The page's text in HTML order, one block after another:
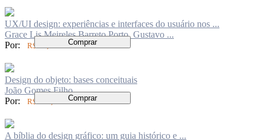
UX/UI design: experiências e interfaces do usuário nos ...
Grace Lis Meireles Barreto Porto, Gustavo ...
Por:
R$ 68,00 Comprar
Design do objeto: bases conceituais
João Gomes Filho
Por:
R$ 110,00 Comprar
A bíblia do design gráfico: um guia histórico e ...